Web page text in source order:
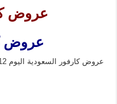
عروض
عروض
عروض كارفور السعودية اليوم 12 مايو حتى 13 مايو 2024 العروض الطازجة